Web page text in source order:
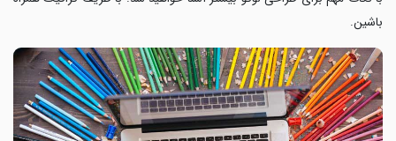
باشین.